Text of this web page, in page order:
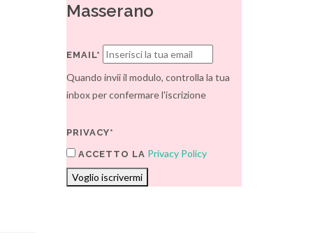
Masserano
EMAIL*
Quando invii il modulo, controlla la tua
inbox per confermare l'iscrizione
PRIVACY*
ACCETTO LA Privacy Policy
Voglio iscrivermi